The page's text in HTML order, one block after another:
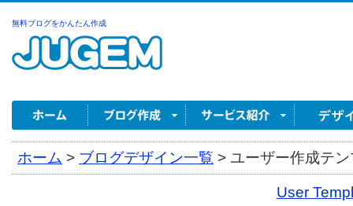
無料ブログをかんたん作成
ホーム > ブログデザイン一覧 > ユーザー作成テ
User